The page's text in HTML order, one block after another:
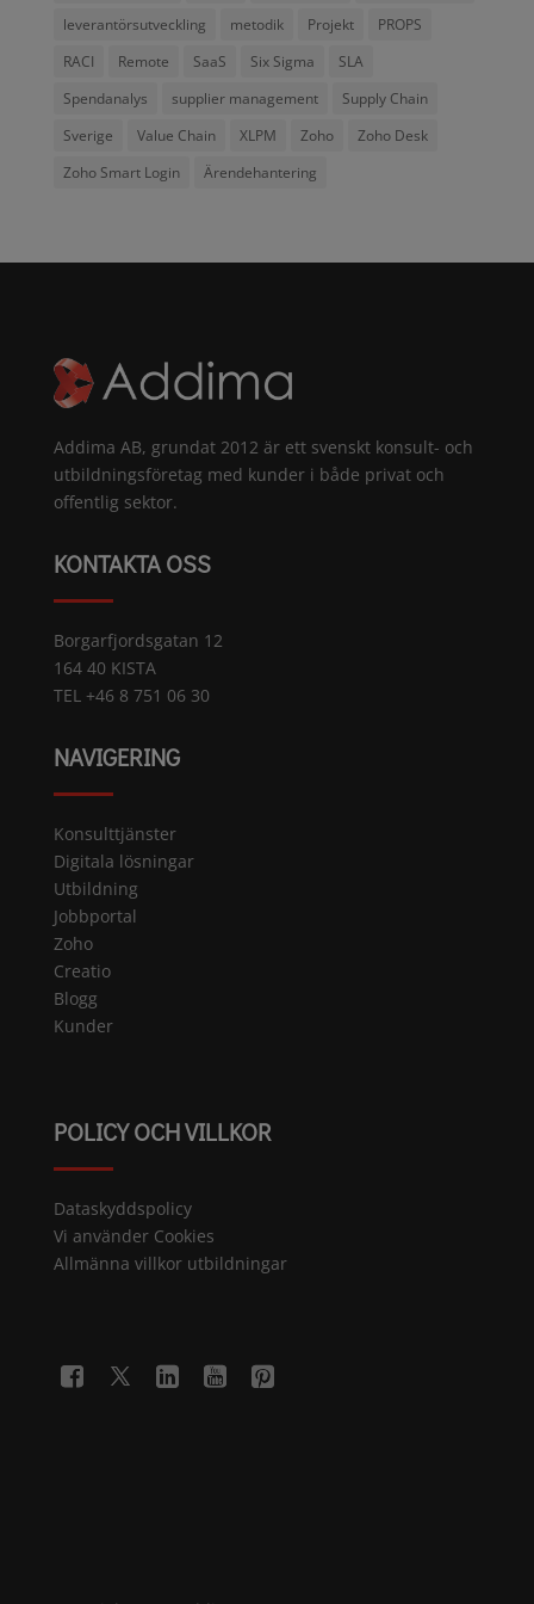
leverantörsutveckling
metodik Projekt
PROPS
RACI
Remote SaaS Six Sigma
SLA
Spendanalys
supplier management
Supply Chain
Sverige
Value Chain XLPM Zoho
Zoho Desk
Zoho Smart Login
Ärendehantering
Addima AB, grundat 2012 är ett svenskt konsult- och
utbildningsföretag med kunder i både privat och
offentlig sektor.
KONTAKTA OSS
Borgarfjordsgatan 12
164 40 KISTA
TEL +46 8 751 06 30
NAVIGERING
Konsulttjänster
Digitala lösningar
Utbildning
Jobbportal
Zoho
Creatio
Blogg
Kunder
POLICY OCH VILLKOR
Dataskyddspolicy
Vi använder Cookies
Allmänna villkor utbildningar